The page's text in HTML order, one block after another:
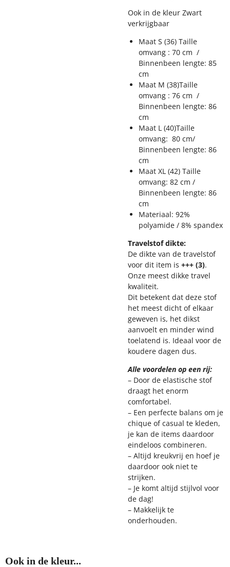
Ook in de kleur Zwart
verkrijgbaar
Maat S (36) Taille
omvang : 70 cm /
Binnenbeen lengte: 85
cm
Maat M (38)Taille
omvang : 76 cm /
Binnenbeen lengte: 86
cm
Maat L (40)Taille
omvang: 80 cm/
Binnenbeen lengte: 86
cm
Maat XL (42) Taille
omvang: 82 cm /
Binnenbeen lengte: 86
cm
Materiaal: 92%
polyamide / 8% spandex
Travelstof dikte:
De dikte van de travelstof
voor dit item is +++ (3).
Onze meest dikke travel
kwaliteit.
Dit betekent dat deze stof
het meest dicht of elkaar
geweven is, het dikst
aanvoelt en minder wind
toelatend is. Ideaal voor de
koudere dagen dus.
Alle voordelen op een rij:
– Door de elastische stof
draagt het enorm
comfortabel.
– Een perfecte balans om je
chique of casual te kleden,
je kan de items daardoor
eindeloos combineren.
– Altijd kreukvrij en hoef je
daardoor ook niet te
strijken.
– Je komt altijd stijlvol voor
de dag!
– Makkelijk te
onderhouden.
Ook in de kleur...